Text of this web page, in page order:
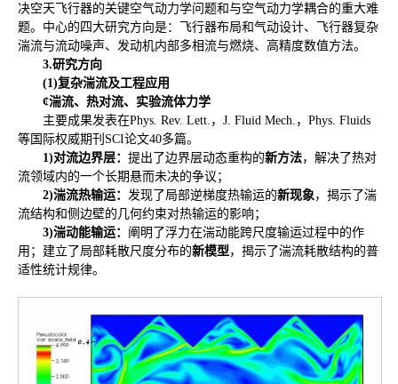
决空天飞行器的关键空气动力学问题和与空气动力学耦合的重大难
题。中心的四大研究方向是：飞行器布局和气动设计、飞行器复杂
湍流与流动噪声、发动机内部多相流与燃烧、高精度数值方法。
3.研究方向
(1)复杂湍流及工程应用
¢湍流、热对流、实验流体力学
主要成果发表在Phys. Rev. Lett.，J. Fluid Mech.，Phys. Fluids
等国际权威期刊SCI论文40多篇。
1)对流边界层： 提出了边界层动态重构的新方法，解决了热对
流领域内的一个长期悬而未决的争议；
2)湍流热输运： 发现了局部逆梯度热输运的新现象 ，揭示了湍
流结构和侧边壁的几何约束对热输运的影响；
3)湍动能输运： 阐明了浮力在湍动能跨尺度输运过程中的作
用；建立了局部耗散尺度分布的新模型 ，揭示了湍流耗散结构的普
适性统计规律。